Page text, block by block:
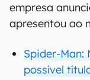
empresa
apresentou ao
Spider-Man:
possível